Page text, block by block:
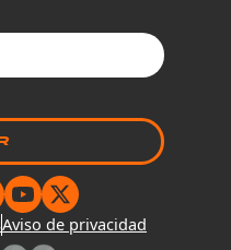
Aviso de privacidad